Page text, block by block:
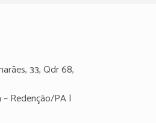
33, Qdr 68,
Redenção/PA |